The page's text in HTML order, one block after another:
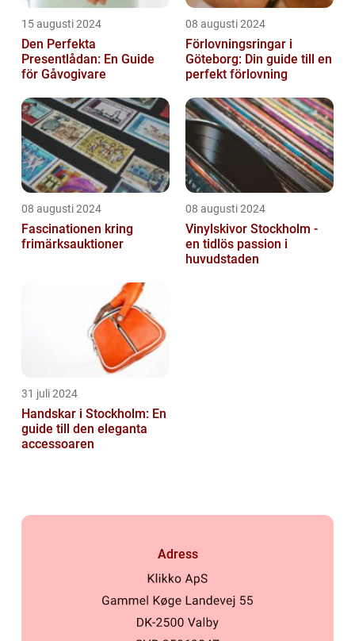
15 augusti 2024
Den Perfekta
Presentlådan: En Guide
för Gåvogivare
08 augusti 2024
Förlovningsringar i
Göteborg: Din guide till en
perfekt förlovning
08 augusti 2024
Fascinationen kring
frimärksauktioner
08 augusti 2024
Vinylskivor Stockholm -
en tidlös passion i
huvudstaden
31 juli 2024
Handskar i Stockholm: En
guide till den eleganta
accessoaren
Adress